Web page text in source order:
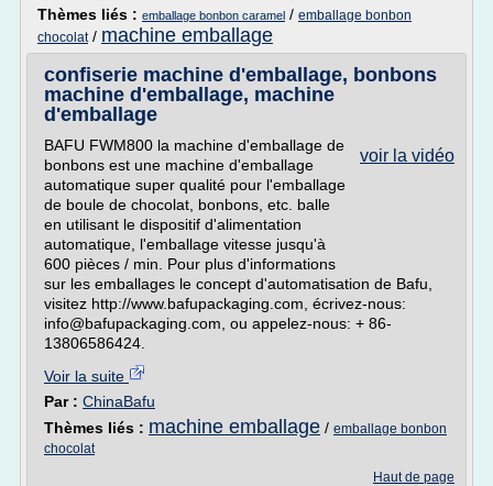
Thèmes liés : emballage bonbon caramel / emballage bonbon
chocolat/ machine emballage
confiserie machine d'emballage, bonbons
machine d'emballage, machine
d'emballage
voir la vidéo
BAFU FWM800 la machine d'emballage de
bonbons est une machine d'emballage
automatique super qualité pour l'emballage
de boule de chocolat, bonbons, etc. balle
en utilisant le dispositif d'alimentation
automatique, l'emballage vitesse jusqu'à
600 pièces / min. Pour plus d'informations
sur les emballages le concept d'automatisation de Bafu,
visitez http://www.bafupackaging.com, écrivez-nous:
info@bafupackaging.com, ou appelez-nous: + 86-
13806586424.
Voir la suite
Par : ChinaBafu
Thèmes liés : machine emballage / emballage bonbon
chocolat
Haut de page